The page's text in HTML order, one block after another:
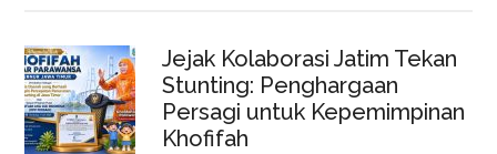
Jejak Kolaborasi Jatim Tekan
Stunting: Penghargaan
Persagi untuk Kepemimpinan
Khofifah